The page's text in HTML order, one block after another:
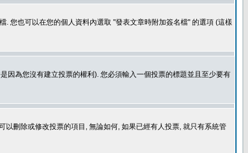
. 您也可以在您的個人資料內選取 "發表文章時附加簽名檔" 的選項 (這樣
因為您沒有建立投票的權利). 您必須輸入一個投票的標題並且至少要有
刪除或修改投票的項目, 無論如何, 如果已經有人投票, 就只有系統管